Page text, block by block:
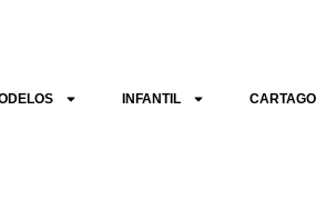
INFANTIL CARTAGO